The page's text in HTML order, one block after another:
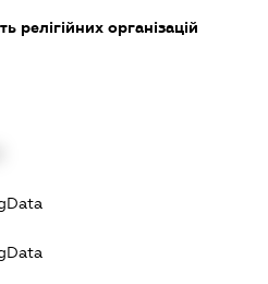
релігійних організацій